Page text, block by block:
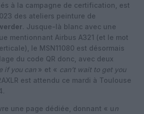
à la campagne de certification, est
des ateliers peinture de
. Jusque-là blanc avec une
mentionnant Airbus A321 (et le mot
le MSN11080 est désormais
du code QR donc, avec deux
if you can » et « can’t wait to get you
est attendu ce mardi à Toulouse
une page dédiée, donnant « u n